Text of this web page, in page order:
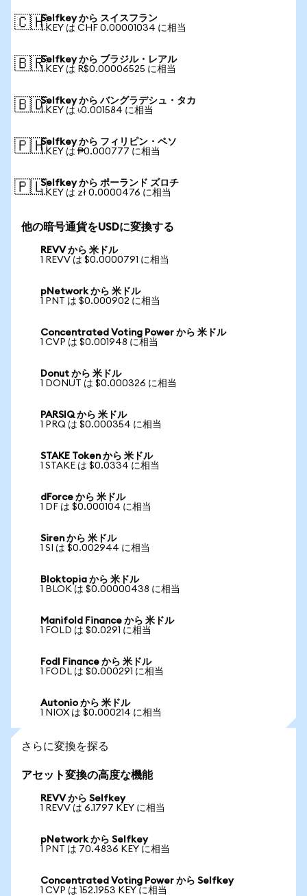
🇨🇭Selfkey から スイスフラン
1 KEY は CHF 0.00001034 に相当
🇧🇷Selfkey から ブラジル・レアル
1 KEY は R$0.00006525 に相当
🇧🇩Selfkey から バングラデシュ・タカ
1 KEY は ৳0.001584 に相当
🇵🇭Selfkey から フィリピン・ペソ
1 KEY は ₱0.000777 に相当
🇵🇱Selfkey から ポーランド ズロチ
1 KEY は zł 0.0000476 に相当
他の暗号通貨をUSDに変換する
REVV から 米ドル
1 REVV は $0.0000791 に相当
pNetwork から 米ドル
1 PNT は $0.000902 に相当
Concentrated Voting Power から 米ドル
1 CVP は $0.001948 に相当
Donut から 米ドル
1 DONUT は $0.000326 に相当
PARSIQ から 米ドル
1 PRQ は $0.000354 に相当
STAKE Token から 米ドル
1 STAKE は $0.0334 に相当
dForce から 米ドル
1 DF は $0.000104 に相当
Siren から 米ドル
1 SI は $0.002944 に相当
Bloktopia から 米ドル
1 BLOK は $0.00000438 に相当
Manifold Finance から 米ドル
1 FOLD は $0.0291 に相当
Fodl Finance から 米ドル
1 FODL は $0.000291 に相当
Autonio から 米ドル
1 NIOX は $0.000214 に相当
さらに変換を探る
アセット変換の高度な機能
REVV から Selfkey
1 REVV は 6.1797 KEY に相当
pNetwork から Selfkey
1 PNT は 70.4836 KEY に相当
Concentrated Voting Power から Selfkey
1 CVP は 152.1953 KEY に相当